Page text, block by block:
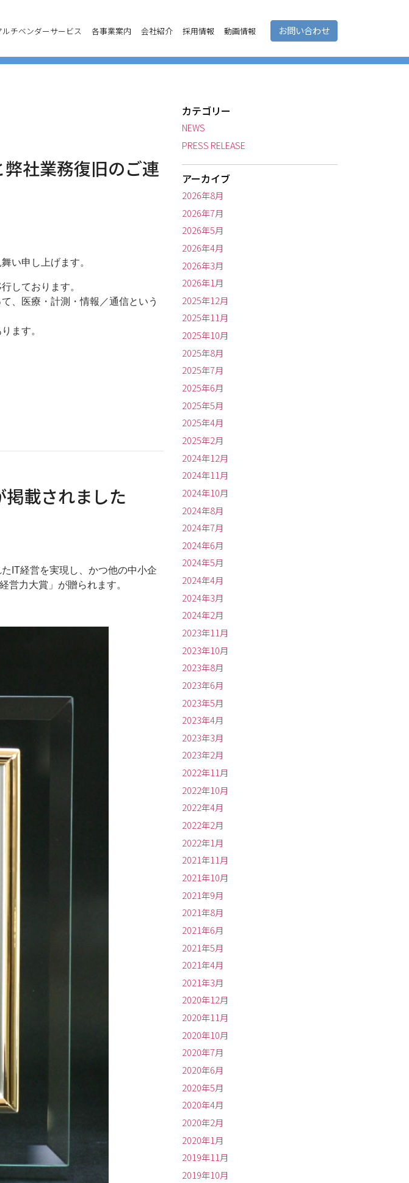
ルチベンダーサービス 各事業案内 会社紹介 採用情報 動画情報 お問い合わせ
社業務復旧のご連
い申し上げます。
しております。
、医療・計測・情報／通信という
ます。
載されました
IT経営を実現し、かつ他の中小企
営力大賞」が贈られます。
カテゴリー
NEWS
PRESS RELEASE
アーカイブ
2026年8月
2026年7月
2026年5月
2026年4月
2026年3月
2026年1月
2025年12月
2025年11月
2025年10月
2025年8月
2025年7月
2025年6月
2025年5月
2025年4月
2025年2月
2024年12月
2024年11月
2024年10月
2024年8月
2024年7月
2024年6月
2024年5月
2024年4月
2024年3月
2024年2月
2023年11月
2023年10月
2023年8月
2023年6月
2023年5月
2023年4月
2023年3月
2023年2月
2022年11月
2022年10月
2022年4月
2022年2月
2022年1月
2021年11月
2021年10月
2021年9月
2021年8月
2021年6月
2021年5月
2021年4月
2021年3月
2020年12月
2020年11月
2020年10月
2020年7月
2020年6月
2020年5月
2020年4月
2020年2月
2020年1月
2019年11月
2019年10月